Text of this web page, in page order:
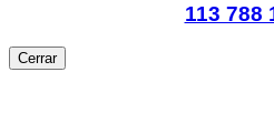
113 788
Cerrar